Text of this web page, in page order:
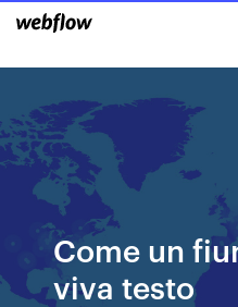
Come un
viva testo